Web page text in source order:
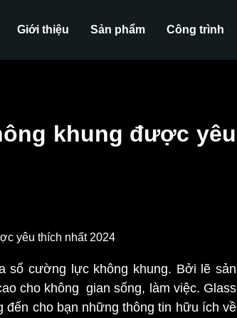
Giới thiệu Sản phẩm Công trình
khung được yêu
sổ cường lực không khung. Bởi lẽ sản
cho không gian sống, làm việc. Glass
đến cho bạn những thông tin hữu ích về